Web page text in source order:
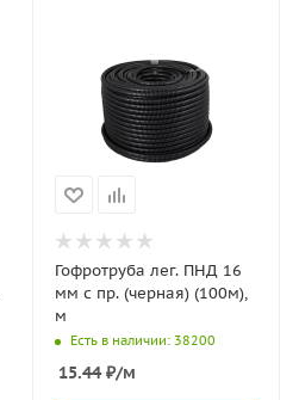
Гофротруба лег. ПНД 16
мм с пр. (черная) (100м),
м
Есть в наличии: 38200
15.44₽/м